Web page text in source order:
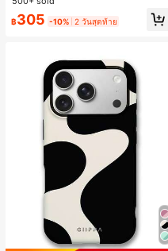
฿305 -10% 2 วันสุดท้าย